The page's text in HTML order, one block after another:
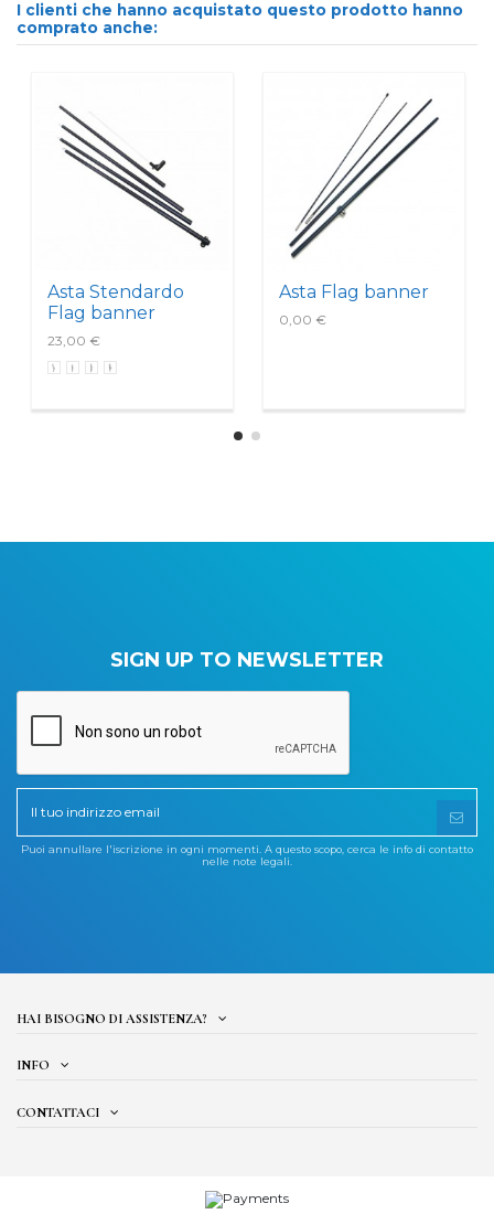
I clienti che hanno acquistato questo prodotto hanno
comprato anche:
Asta Stendardo
Flag banner
23,00 €
Asta Flag banner
0,00 €
SIGN UP TO NEWSLETTER
Puoi annullare l'iscrizione in ogni momenti. A questo scopo, cerca le info di contatto
nelle note legali.
HAI BISOGNO DI ASSISTENZA?
INFO
CONTATTACI